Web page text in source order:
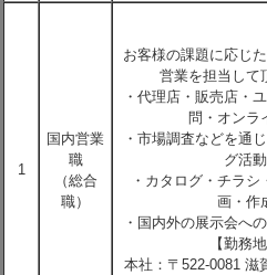
1
国内営業
職
（総合
職）
お客様の課題に応じ
営業を担当して
・代理店・販売店・
問・オンラ
・市場調査などを通
グ活動
・カタログ・チラシ
画・作
・国内外の展示会へ
【勤務地
本社：〒522-0081 滋